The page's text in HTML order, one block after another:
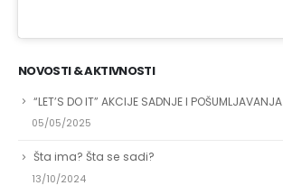
NOVOSTI & AKTIVNOSTI
“LET’S DO IT” AKCIJE SADNJE I POŠUMLJAVANJA
05/05/2025
Šta ima? Šta se sadi?
13/10/2024